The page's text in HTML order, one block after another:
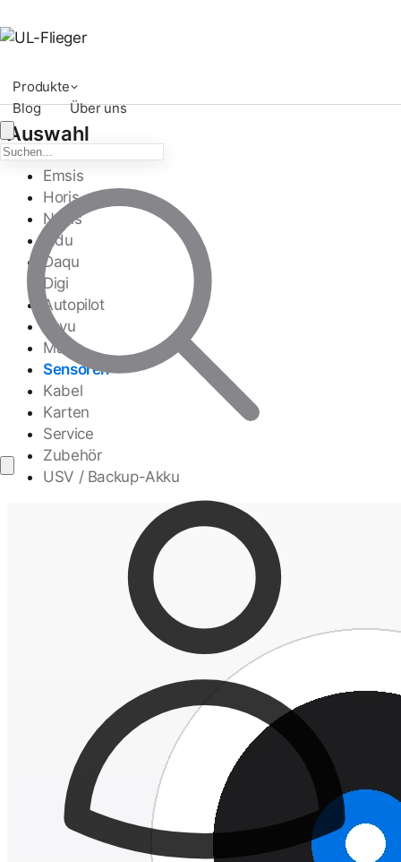
Produkte
Blog
Über uns
Auswahl
Emsis
Horis
Nesis
Indu
Daqu
Digi
Autopilot
Joyu
Magu
Sensoren
Kabel
Karten
Service
Zubehör
USV / Backup-Akku